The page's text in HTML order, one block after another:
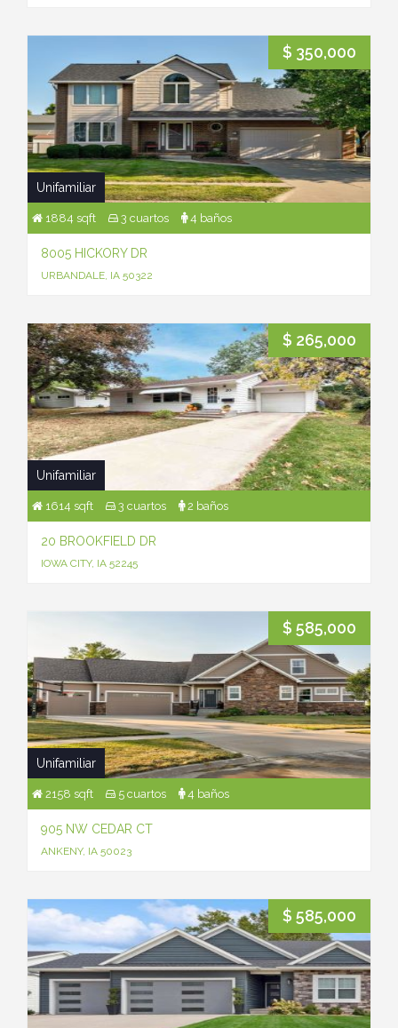
$ 350,000
Unifamiliar
1884 sqft 3 cuartos 4 baños
8005 HICKORY DR
URBANDALE, IA 50322
$ 265,000
Unifamiliar
1614 sqft 3 cuartos 2 baños
20 BROOKFIELD DR
IOWA CITY, IA 52245
$ 585,000
Unifamiliar
2158 sqft 5 cuartos 4 baños
905 NW CEDAR CT
ANKENY, IA 50023
$ 585,000